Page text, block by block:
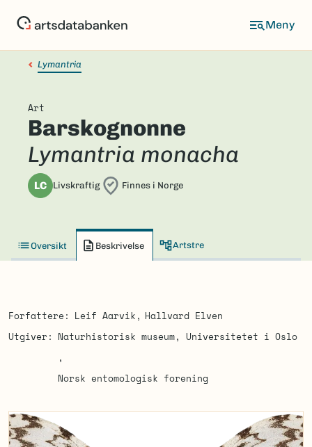
Lymantria
Art
Barskognonne
Lymantria monacha
LC Livskraftig Finnes i Norge
Oversikt Beskrivelse Artstre
Forfattere Leif Aarvik
Hallvard Elven
Utgiver
Naturhistorisk museum, Universitetet i Oslo
Norsk entomologisk forening